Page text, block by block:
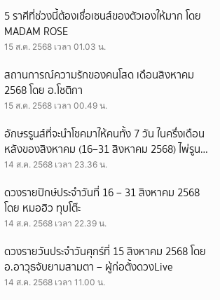
5 ราศีที่ช่วงนี้ต้องเชื่อเซนส์ของตัวเองให้มาก โดย
MADAM ROSE
15 ส.ค. 2568 เวลา 01.03 น.
สถานการณ์ความรักของคนโสด เดือนสิงหาคม
2568 โดย อ.โชติกา
15 ส.ค. 2568 เวลา 00.49 น.
อักษรรูนส์ที่จะนำโชคมาให้คนทั้ง 7 วัน ในครึ่งเดือน
หลังของสิงหาคม (16–31 สิงหาคม 2568) ไพ่รูนส์
By กาลจักกวาฬ
14 ส.ค. 2568 เวลา 23.36 น.
ดวงรายปักษ์ประจำวันที่ 16 – 31 สิงหาคม 2568
โดย หมอฮิว ทุบโต๊ะ
14 ส.ค. 2568 เวลา 22.39 น.
ดวงรายวันประจำวันศุกร์ที่ 15 สิงหาคม 2568 โดย
อ.อาวุธจับยามสามตา – ผู้ก่อตั้งดวงLive
14 ส.ค. 2568 เวลา 11.00 น.